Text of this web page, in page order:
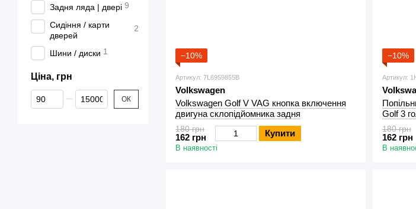
−10%
Артикул: 7L6959855B
Volkswagen
Volkswagen Golf V VAG кнопка включення
двигуна склопідйомника задня
180 грн
162 грн Купити
В наявності
−10%
Артикул:
Golf 3
180 грн
162 грн
В
Задня ляда | двері 9
Сидіння / карти
дверей
2
Шини / диски 1
Ціна, грн
Від Ціна, грн
До Ціна, грн ОК